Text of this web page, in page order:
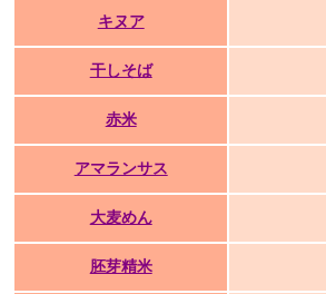
キヌア
干しそば
赤米
アマランサス
大麦めん
胚芽精米